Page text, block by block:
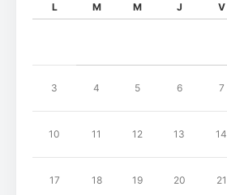
L M M J V
3 4 5 6 7
10 11 12 13 14
17 18 19 20 21